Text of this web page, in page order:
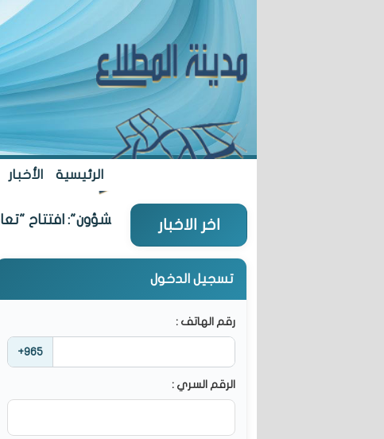
الرئيسية الأخبار
اخر الاخبار
"الشؤون": افتتاح "تعاونية المطلاع" 27 أغسطس
تسجيل الدخول
رقم الهاتف :
+965
الرقم السري :